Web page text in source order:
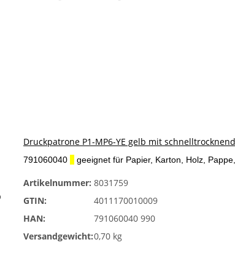
Druckpatrone P1-MP6-YE gelb mit
791060040 geeignet für Papier, Karton, Holz,
Artikelnummer: 8031759
GTIN:
4011170010009
HAN:
791060040 990
Versandgewicht:0,70 kg